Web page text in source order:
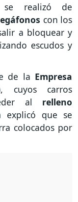
se realizó de
con los
a bloquear y
escudos y
de la Empresa
, cuyos carros
al relleno
explicó que se
colocados por